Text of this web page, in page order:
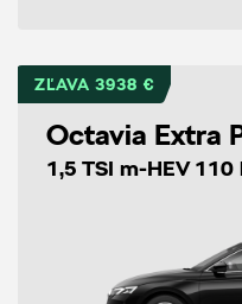
ZĽAVA 3938 €
Octavia Extra
1,5 TSI m-HEV